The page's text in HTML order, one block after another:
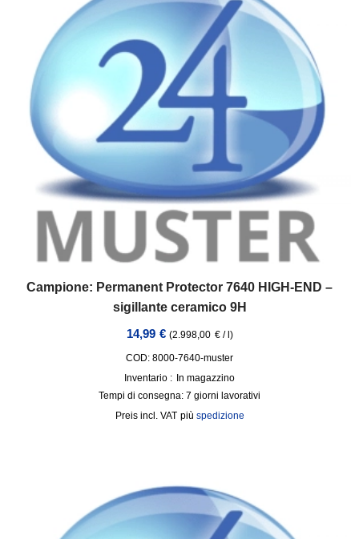
Campione: Permanent Protector 7640 HIGH-END –
sigillante ceramico 9H
14,99 € (2.998,00 €/ )
COD: 8000-7640-muster
Inventario : In magazzino
Tempi di consegna: 7 giorni lavorativi
incl. VAT più spedizione